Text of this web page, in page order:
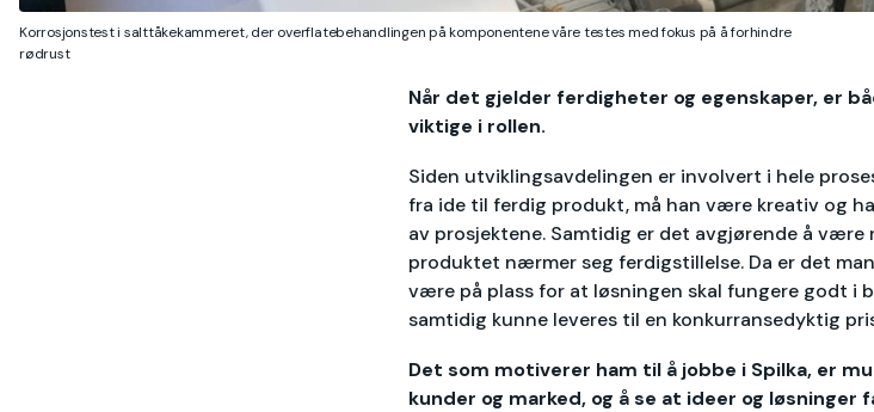
Korrosjonstest i salttåkekammeret, der overflatebehandlingen på komponentene våre testes med fokus på å forhindre
rødrust
Når det gjelder ferdigheter og egenskaper, er
viktige i rollen.
Siden utviklingsavdelingen er involvert i hele
fra ide til ferdig produkt, må han være kreativ og
av prosjektene. Samtidig er det avgjørende å
produktet nærmer seg ferdigstillelse. Da er det
være på plass for at løsningen skal fungere godt i
samtidig kunne leveres til en konkurransedyktig
Det som motiverer ham til å jobbe i Spilka, er
kunder og marked, og å se at ideer og